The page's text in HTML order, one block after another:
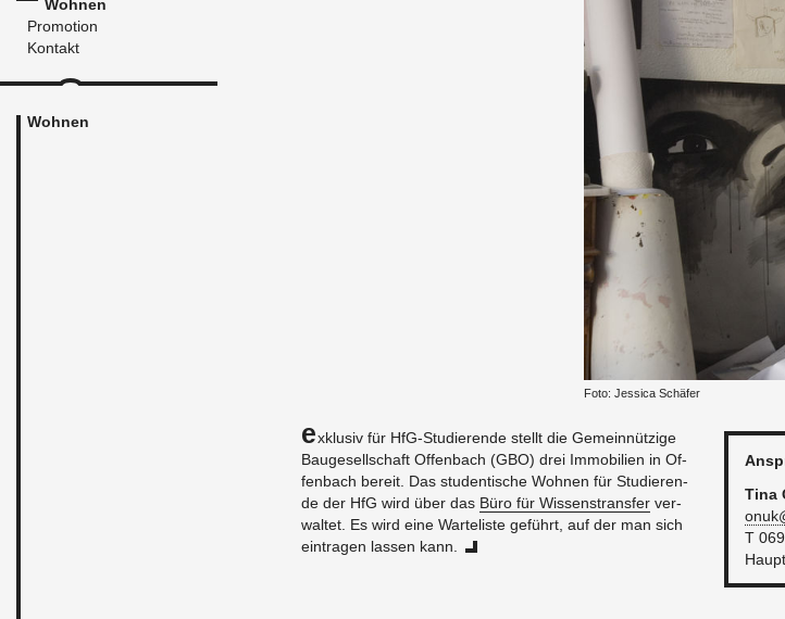
Wohnen
Promotion
Kontakt
Wohnen
Foto: Jes­si­ca Schä­fer
Ex­klu­siv für HfG-Stu­die­ren­de stellt die Ge­mein­nüt­zi­ge
Bau­ge­sell­schaft Of­fen­bach (GBO) drei Im­mo­bi­li­en in Of­
fen­bach be­reit. Das stu­den­ti­sche Woh­nen für Stu­die­ren­
de der HfG wird über das Büro für Wis­sens­trans­fer ver­
wal­tet. Es wird eine War­te­lis­te ge­führt, auf der man sich
ein­tra­gen las­sen kann.
Tina
T